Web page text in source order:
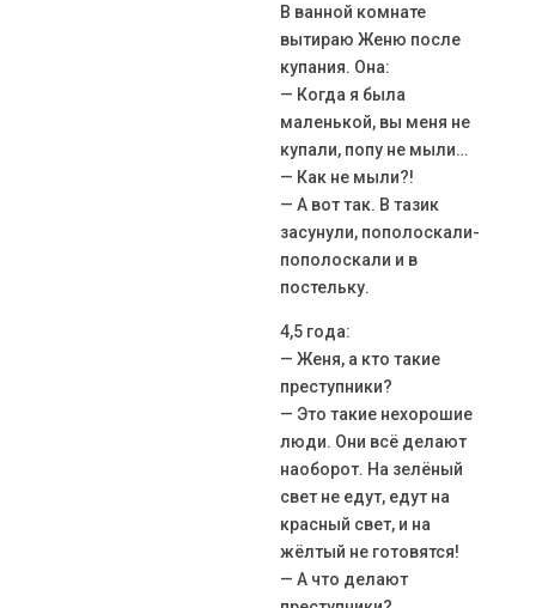
В ванной комнате
вытираю Женю после
купания. Она:
— Когда я была
маленькой, вы меня не
купали, попу не мыли…
— Как не мыли?!
— А вот так. В тазик
засунули, пополоскали-
пополоскали и в
постельку.
4,5 года:
— Женя, а кто такие
преступники?
— Это такие нехорошие
люди. Они всё делают
наоборот. На зелёный
свет не едут, едут на
красный свет, и на
жёлтый не готовятся!
— А что делают